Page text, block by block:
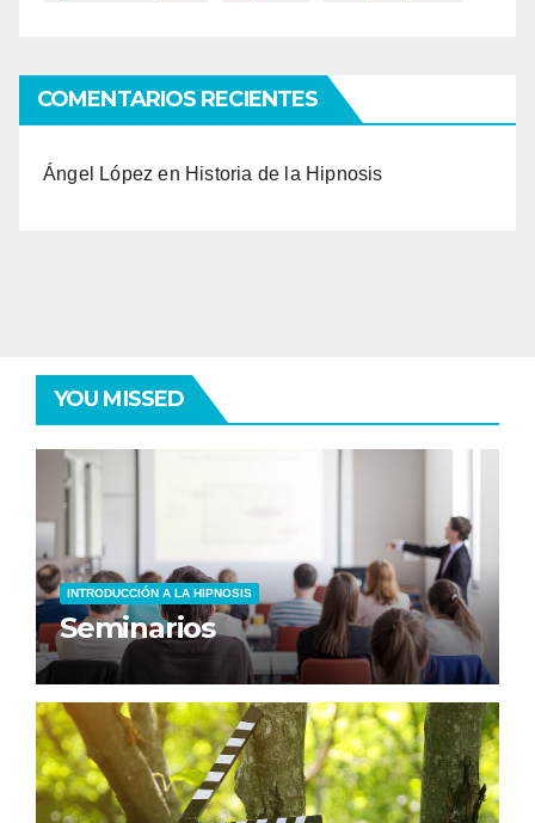
COMENTARIOS RECIENTES
Ángel López en Historia de la Hipnosis
YOU MISSED
INTRODUCCIÓN A LA HIPNOSIS
Seminarios